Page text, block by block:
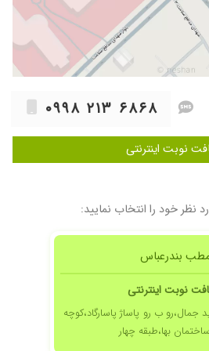
بسیار عالی خیلی توضیح میده ۱۴۰۴/۱۰/۳۰
ایشون عالیه ۱۴۰۳/۱۲/۱۳
۱۴۰۲/۱۰/۱۳
۱۴۰۲/۰۳/۳۰
و بدون عمل جراحی توسط دکتر
خوبی هستن
معرفی شده
۰۹۹۸ ۲۱۳ ۶۸۶۸
نوبت اینترنتی
نظر خود را انتخاب نمایید:
بندرعباس
نوبت اینترنتی
ب رو پاساژ پاسارگاد،کوچه
بها،طبقه چهار